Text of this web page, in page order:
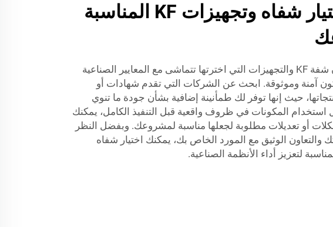
كيفية اختيار شفاه وتجهيزات KF المناسبة
ثانيًا، تأكد من أن شفة KF والتجهيزات التي اخترتها تتماشى مع المعايير الصناعية
آمنة وموثوقة. ابحث عن الشركات التي تقدم شهادات أو
حيث إنها توفر لك طمأنينة إضافية بشأن جودة ما تنوي
المكونات في ظروف واقعية قبل التنفيذ الكامل، يمكنك
أو تعديلات مطلوبة لجعلها مناسبة لمشروعك. وبفضل النظر
والتعاون الوثيق مع المورد الخاص بك، يمكنك اختيار شفاه